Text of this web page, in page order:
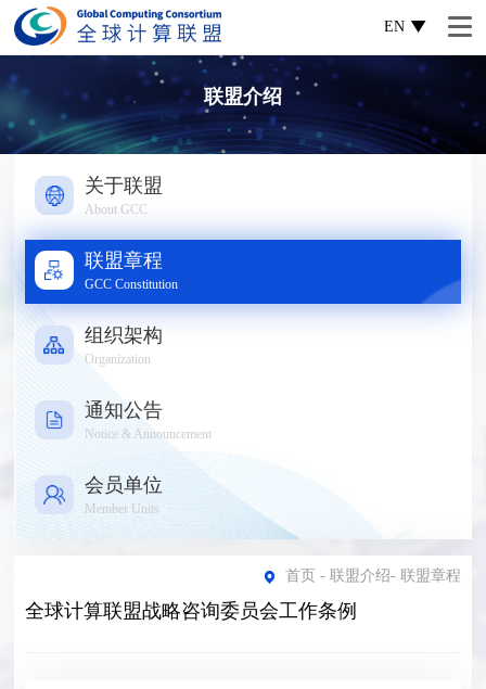
EN
联盟介绍
关于联盟
About GCC
联盟章程
GCC Constitution
组织架构
Organization
通知公告
Notice & Announcement
会员单位
Member Units
首页 - 联盟介绍- 联盟章程
全球计算联盟战略咨询委员会工作条例